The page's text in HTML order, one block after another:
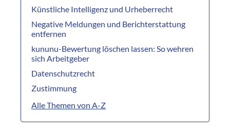
Künstliche Intelligenz und Urheberrecht
Negative Meldungen und Berichterstattung
entfernen
kununu-Bewertung löschen lassen: So wehren
sich Arbeitgeber
Datenschutzrecht
Zustimmung
Alle Themen von A-Z